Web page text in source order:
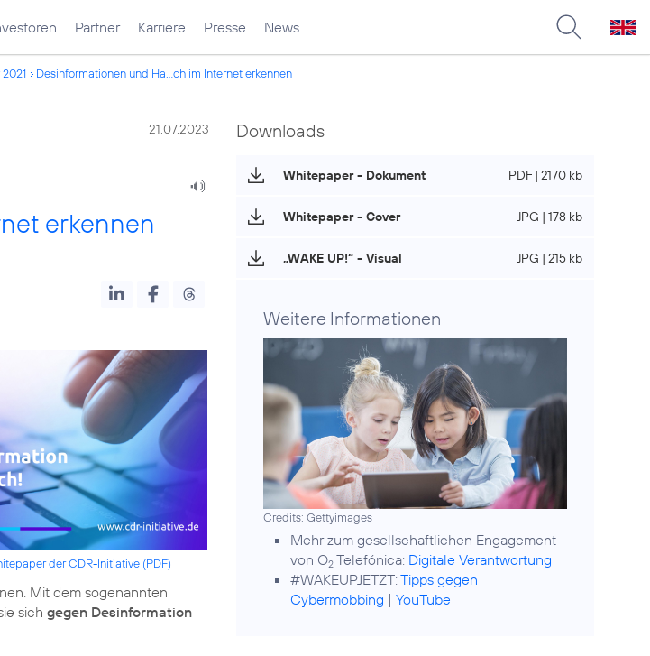
Partner Karriere Presse News
Desinformationen und Ha...ch im Internet erkennen
21.07.2023
erkennen
der CDR-Initiative (PDF)
Mit dem sogenannten
sich gegen Desinformation
Downloads
Whitepaper - Dokument PDF | 2170 kb
Whitepaper - Cover JPG | 178 kb
„WAKE UP!“ - Visual JPG | 215 kb
Weitere Informationen
Credits: Gettyimages
Mehr zum gesellschaftlichen Engagement
von O2 Telefónica: Digitale Verantwortung
#WAKEUPJETZT:Tipps gegen
Cybermobbing |YouTube